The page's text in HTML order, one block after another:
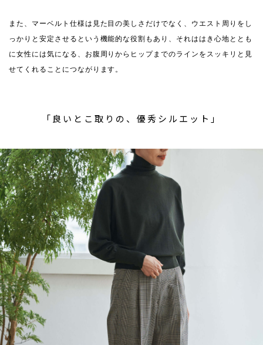
また、マーベルト仕様は見た目の美しさだけでなく、ウエスト周りをし
っかりと安定させるという機能的な役割もあり、それははき心地ととも
に女性には気になる、お腹周りからヒップまでのラインをスッキリと見
せてくれることにつながります。
「良いとこ取りの、優秀シルエット」